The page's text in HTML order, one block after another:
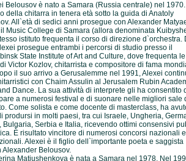
Belousov è nato a Samara (Russia centrale) nel
della chitarra in tenera età sotto la guida di Anatoly
All`età di sedici anni prosegue con Alexander
Music College di Samara (allora denominata
istituto frequenta il corso di direzione d`orchestra.
prosegue entrambi i percorsi di studio presso il
State Institute of Art and Culture, dove frequenta le
Victor Kozlov, chitarrista e compositore di fama
il suo arrivo a Gerusalemme nel 1991, Alexei
con Chaim Assulin al Jerusalem Rubin
Dance. La sua attività di interprete gli ha consentito
a numerosi festival e di suonare nelle migliori sale
Come solista e come docente di masterclass, ha
prodursi in molti paesi, tra cui Israele, Ungheria,
Bulgaria, Serbia e Italia, ricevendo ottimi consensivi
È risultato vincitore di numerosi concorsi nazionali e
Alexei è il figlio dell`importante poeta e saggista
Alexander Belousov.
Matiushenkova è nata a Samara nel 1978. Nel